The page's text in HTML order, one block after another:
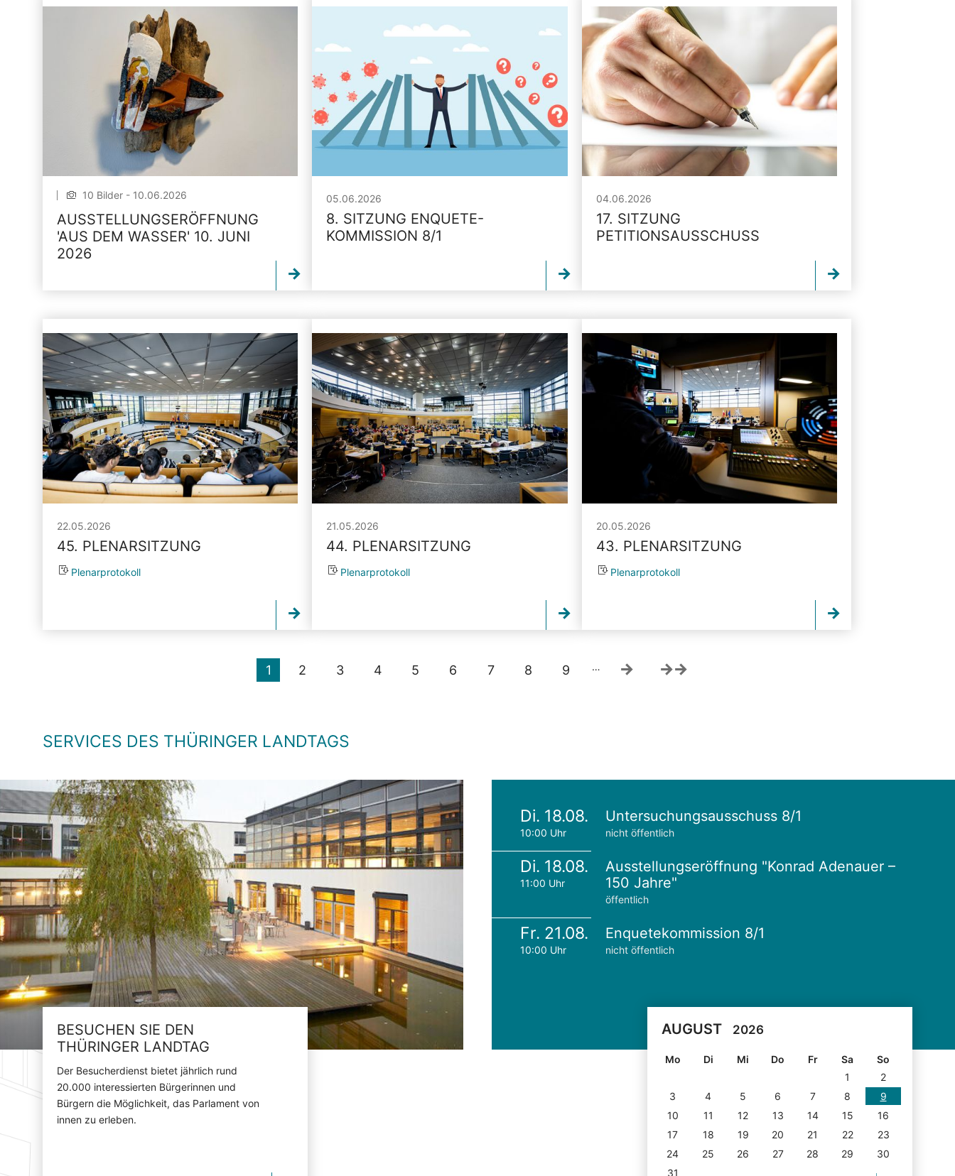
10 Bilder - 10.06.2026
AUSSTELLUNGSERÖFFNUNG
'AUS DEM WASSER' 10. JUNI
2026
05.06.2026
8. SITZUNG ENQUETE-
KOMMISSION 8/1
04.06.2026
17. SITZUNG
PETITIONSAUSSCHUSS
22.05.2026
45. PLENARSITZUNG
Plenarprotokoll
21.05.2026
44. PLENARSITZUNG
Plenarprotokoll
20.05.2026
43. PLENARSITZUNG
Plenarprotokoll
1 2 3 4 5 6 7 8 9 …
SERVICES DES THÜRINGER LANDTAGS
BESUCHEN SIE DEN
THÜRINGER LANDTAG
Der Besucherdienst bietet jährlich rund
20.000 interessierten Bürgerinnen und
Bürgern die Möglichkeit, das Parlament von
innen zu erleben.
Di. 18.08.
10:00 Uhr
Untersuchungsausschuss 8/1
nicht öffentlich
Di. 18.08.
11:00 Uhr
Ausstellungseröffnung "Konrad Adenauer –
150 Jahre"
öffentlich
Fr. 21.08.
10:00 Uhr
Enquetekommission 8/1
nicht öffentlich
AUGUST 2026
Mo Di Mi Do Fr Sa
So
1
2
3
4 5 6 7 8
9
10
11 12 13 14 15
16
17
18 19 20 21 22
23
24
25 26 27 28 29
30
31